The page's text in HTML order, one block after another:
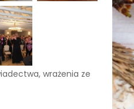
wrażenia ze